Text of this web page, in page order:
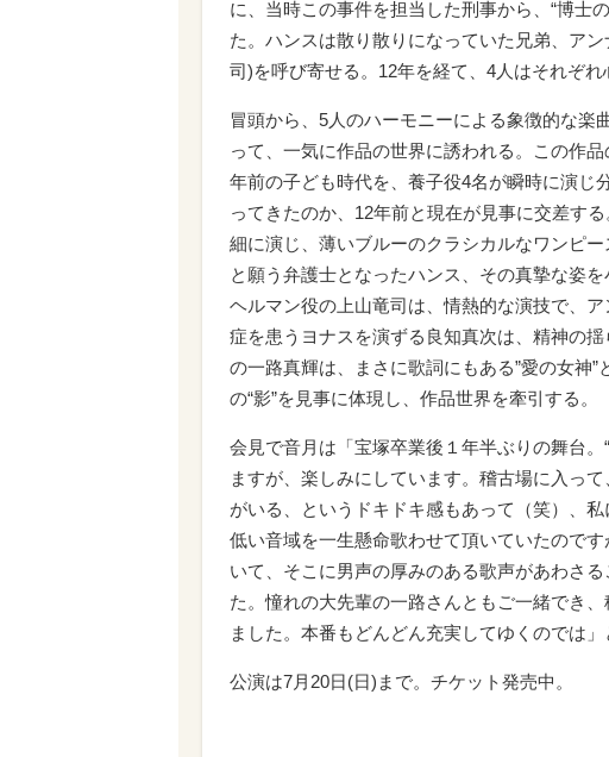
に、当時この事件を担当した刑事から、“博士
た。ハンスは散り散りになっていた兄弟、ア
司)を呼び寄せる。12年を経て、4人はそれぞ
冒頭から、5人のハーモニーによる象徴的な楽
って、一気に作品の世界に誘われる。この作
年前の子ども時代を、養子役4名が瞬時に演じ
ってきたのか、12年前と現在が見事に交差す
細に演じ、薄いブルーのクラシカルなワンピ
と願う弁護士となったハンス、その真摯な姿
ヘルマン役の上山竜司は、情熱的な演技で、
症を患うヨナスを演ずる良知真次は、精神の
の一路真輝は、まさに歌詞にもある”愛の女神
の“影”を見事に体現し、作品世界を牽引する。
会見で音月は「宝塚卒業後１年半ぶりの舞台
ますが、楽しみにしています。稽古場に入っ
がいる、というドキドキ感もあって（笑）、
低い音域を一生懸命歌わせて頂いていたので
いて、そこに男声の厚みのある歌声があわさ
た。憧れの大先輩の一路さんともご一緒でき
ました。本番もどんどん充実してゆくのでは」
公演は7月20日(日)まで。チケット発売中。